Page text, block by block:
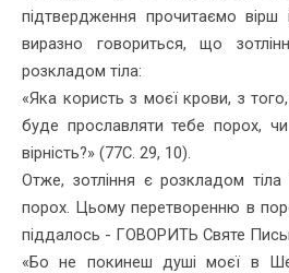
підтвердження прочитаємо
виразно говориться, що
розкладом тіла:
«Яка користь з моєї крови, з
буде прославляти тебе порох,
вір­ність?» (77С. 29, 10).
Отже, зотління є розкладом
порох. Цьому перетворенню в
піддалось - ГОВО­РИТЬ Святе
«Бо не покинеш душі моєї в